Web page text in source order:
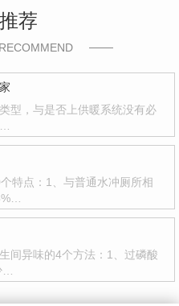
荐
型，与是否上供暖系统没有必
特点：1、与普通水冲厕所相
间异味的4个方法：1、过磷酸